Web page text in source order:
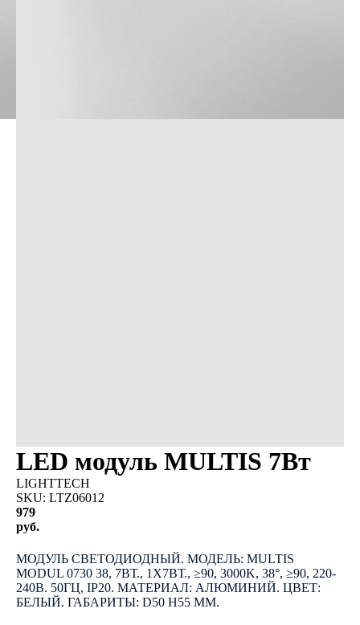
LED модуль MULTIS 7Вт
LIGHTTECH
SKU: LTZ06012
979
руб.
МОДУЛЬ СВЕТОДИОДНЫЙ. МОДЕЛЬ: MULTIS
MODUL 0730 38, 7ВТ., 1Х7ВТ., ≥90, 3000K, 38°, ≥90, 220-
240В. 50ГЦ, IP20. МАТЕРИАЛ: АЛЮМИНИЙ. ЦВЕТ:
БЕЛЫЙ. ГАБАРИТЫ: D50 H55 ММ.